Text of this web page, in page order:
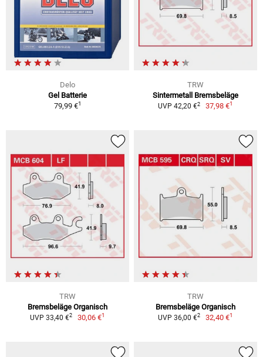
Delo
Gel Batterie
79,99 €1
TRW
Sintermetall Bremsbeläge
UVP 42,20 €2 37,98 €1
TRW
Bremsbeläge Organisch
UVP 33,40 €2 30,06 €1
TRW
Bremsbeläge Organisch
UVP 36,00 €2 32,40 €1